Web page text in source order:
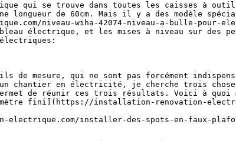
qui se trouve dans toutes les caisses à
longueur de 60cm. Mais il y a des modèle
niveau-wiha-42074-niveau-a-bulle-
électrique, et les mises à niveau sur des
mesure, qui ne sont pas forcément
un chantier en électricité, je cherche trois
de réunir ces trois résultats. Voici à quoi
fini](https://installation-renovation-
installer-des-spots-en-faux-